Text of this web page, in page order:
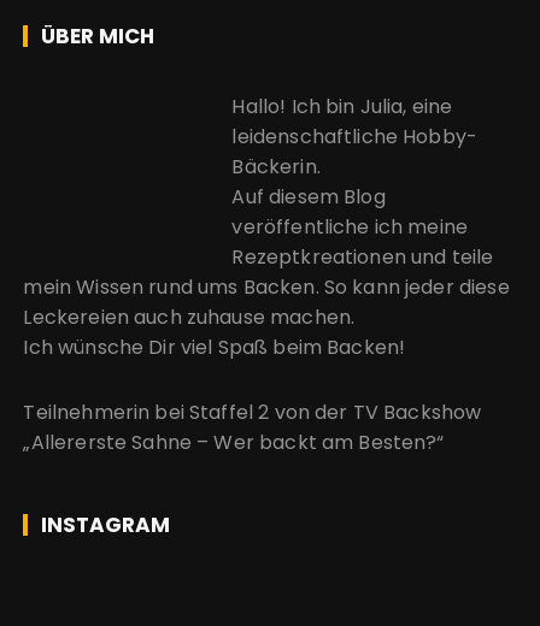
ÜBER MICH
Hallo! Ich bin Julia, eine
leidenschaftliche Hobby-
Bäckerin.
Auf diesem Blog
veröffentliche ich meine
Rezeptkreationen und teile
mein Wissen rund ums Backen. So kann jeder diese
Leckereien auch zuhause machen.
Ich wünsche Dir viel Spaß beim Backen!
Teilnehmerin bei Staffel 2 von der TV Backshow
„Allererste Sahne – Wer backt am Besten?“
INSTAGRAM